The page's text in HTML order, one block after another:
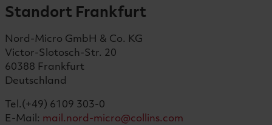
Standort Frankfurt
Nord-Micro GmbH & Co. KG
Victor-Slotosch-Str. 20
60388 Frankfurt
Deutschland
Tel.(+49) 6109 303-0
E-Mail: mail.nord-micro@collins.com